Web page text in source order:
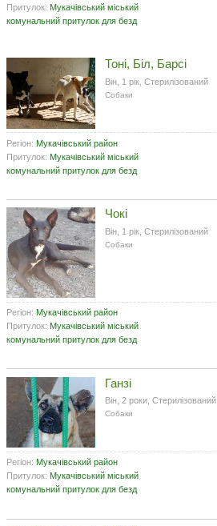
Притулок: Мукачівський міський
комунальний притулок для безд
Тоні, Біл, Барсі
Він, 1 рік, Стерилізований
Собаки
Регіон: Мукачівський район
Притулок: Мукачівський міський
комунальний притулок для безд
Чокі
Він, 1 рік, Стерилізований
Собаки
Регіон: Мукачівський район
Притулок: Мукачівський міський
комунальний притулок для безд
Ганзі
Він, 2 роки, Стерилізований
Собаки
Регіон: Мукачівський район
Притулок: Мукачівський міський
комунальний притулок для безд